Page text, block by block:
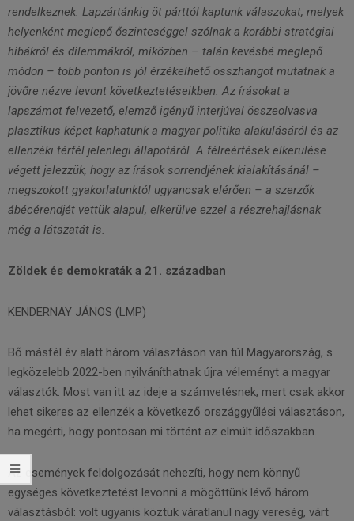
rendelkeznek. Lapzártánkig öt párttól kaptunk válaszokat, melyek
helyenként meglepő őszinteséggel szólnak a korábbi stratégiai
hibákról és dilemmákról, miközben – talán kevésbé meglepő
módon – több ponton is jól érzékelhető összhangot mutatnak a
jövőre nézve levont következtetéseikben. Az írásokat a
lapszámot felvezető, elemző igényű interjúval összeolvasva
plasztikus képet kaphatunk a magyar politika alakulásáról és az
ellenzéki térfél jelenlegi állapotáról. A félreértések elkerülése
végett jelezzük, hogy az írások sorrendjének kialakításánál –
megszokott gyakorlatunktól ugyancsak elérően – a szerzők
ábécérendjét vettük alapul, elkerülve ezzel a részrehajlásnak
még a látszatát is.
Zöldek és demokraták a 21. században
KENDERNAY JÁNOS (LMP)
Bő másfél év alatt három választáson van túl Magyarország, s
legközelebb 2022-ben nyilváníthatnak újra véleményt a magyar
választók. Most van itt az ideje a számvetésnek, mert csak akkor
lehet sikeres az ellenzék a következő országgyűlési választáson,
ha megérti, hogy pontosan mi történt az elmúlt időszakban.
Az események feldolgozását nehezíti, hogy nem könnyű
egységes következtetést levonni a mögöttünk lévő három
választásból: volt ugyanis köztük váratlanul nagy vereség, várt